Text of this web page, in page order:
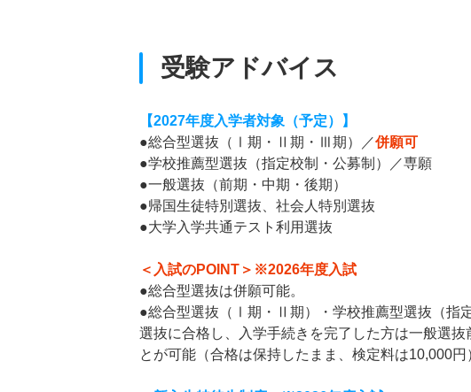
受験アドバイス
【2027年度入学者対象（予定）】
●総合型選抜（Ⅰ期・Ⅱ期・Ⅲ期）／併願可
●学校推薦型選抜（指定校制・公募制）／専願
●一般選抜（前期・中期・後期）
●帰国生徒特別選抜、社会人特別選抜
●大学入学共通テスト利用選抜
＜入試のPOINT＞※2026年度入試
●総合型選抜は併願可能。
●総合型選抜（Ⅰ期・Ⅱ期）・学校推薦型選抜（指
選抜に合格し、入学手続きを完了した方は一般選
とが可能（合格は保持したまま、検定料は10,000円